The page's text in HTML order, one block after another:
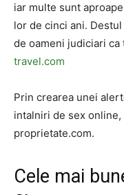
iar multe sunt
lor de cinci ani.
de oameni judiciari ca
travel.com
Prin crearea unei
intalniri de sex
proprietate.com.
Cele mai